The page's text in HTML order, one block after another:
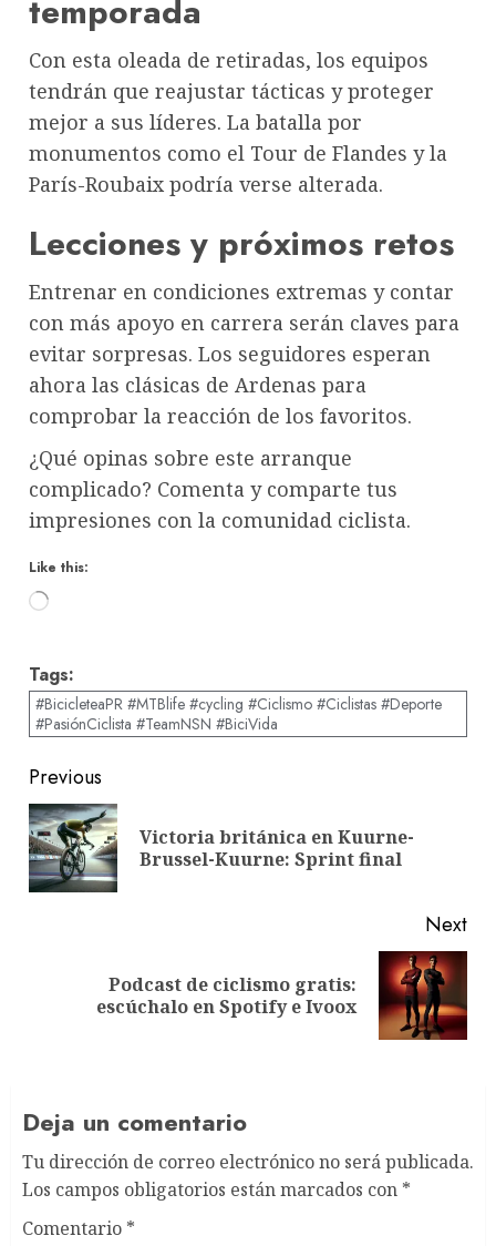
temporada
Con esta oleada de retiradas, los equipos
tendrán que reajustar tácticas y proteger
mejor a sus líderes. La batalla por
monumentos como el Tour de Flandes y la
París-Roubaix podría verse alterada.
Lecciones y próximos retos
Entrenar en condiciones extremas y contar
con más apoyo en carrera serán claves para
evitar sorpresas. Los seguidores esperan
ahora las clásicas de Ardenas para
comprobar la reacción de los favoritos.
¿Qué opinas sobre este arranque
complicado? Comenta y comparte tus
impresiones con la comunidad ciclista.
Like this:
Loading…
Tags:
#BicicleteaPR #MTBlife #cycling #Ciclismo #Ciclistas #Deporte
#PasiónCiclista #TeamNSN #BiciVida
Post
navigation
Previous
Victoria británica en Kuurne-
Brussel-Kuurne: Sprint final
Next
Podcast de ciclismo gratis:
escúchalo en Spotify e Ivoox
Deja un comentario
Tu dirección de correo electrónico no será publicada.
Los campos obligatorios están marcados con *
Comentario *